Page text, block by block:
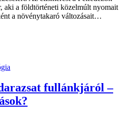
aki a földtörténeti közelmúlt nyomait
a növénytakaró változásait…
fullánkjáról –